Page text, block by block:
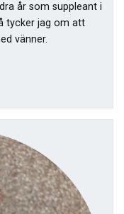
år som suppleant i
tycker jag om att
vänner.